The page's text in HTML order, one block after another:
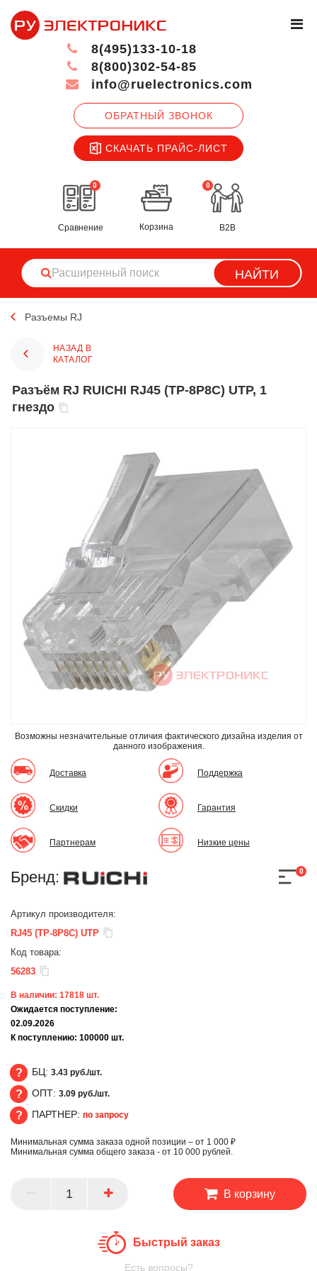
ОБРАТНЫЙ ЗВОНОК
СКАЧАТЬ ПРАЙС-ЛИСТ
8(495)133-10-18
8(800)302-54-85
info@ruelectronics.com
0
Сравнение
0
Корзина B2B
НАЙТИ
Разъемы RJ
НАЗАД В
КАТАЛОГ
Разъём RJ RUICHI RJ45 (TP-8P8C) UTP, 1
гнездо
Возможны незначительные отличия фактического дизайна изделия от
данного изображения.
Доставка
Скидки
Партнерам
Поддержка
Гарантия
Низкие цены
Бренд: 0
Артикул производителя:
RJ45 (TP-8P8C) UTP
Код товара:
56283
В наличии: 17818 шт.
Ожидается поступление:
02.09.2026
К поступлению: 100000 шт.
БЦ
БЦ: 3.43 руб./шт.
ОПТ
ОПТ: 3.09 руб./шт.
ПАРТНЕР
ПАРТНЕР: по запросу
Минимальная сумма заказа одной позиции – от 1 000 ₽
Минимальная сумма общего заказа - от 10 000 рублей.
В корзину
Быстрый заказ
Есть вопросы?